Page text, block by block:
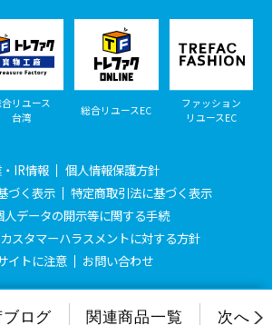
リユース
台湾
総合リユースEC
ファッション
リユースEC
IR情報
個人情報保護方針
づく表示
特定商取引法に基づく表示
人データの開示等に関する手続
カスタマーハラスメントに対する方針
イトに注意
お問い合わせ
Factory, All Rights Reserved.
ログ 関連商品一覧 次へ